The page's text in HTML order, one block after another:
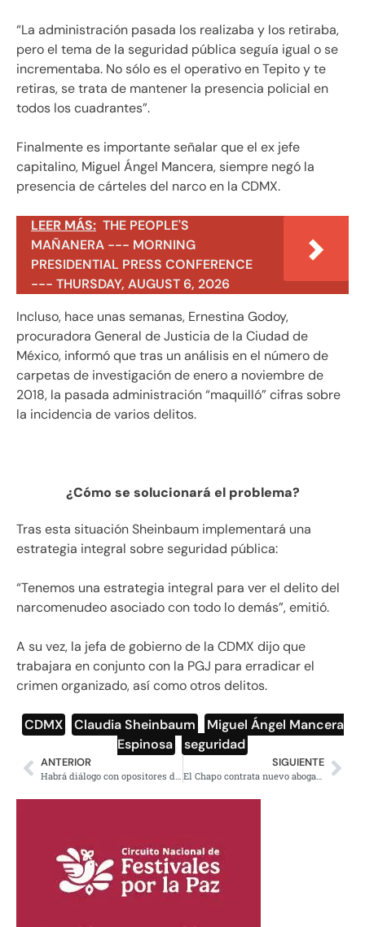
“La administración pasada los realizaba y los retiraba,
pero el tema de la seguridad pública seguía igual o se
incrementaba. No sólo es el operativo en Tepito y te
retiras, se trata de mantener la presencia policial en
todos los cuadrantes”.
Finalmente es importante señalar que el ex jefe
capitalino, Miguel Ángel Mancera, siempre negó la
presencia de cárteles del narco en la CDMX.
LEER MÁS: THE PEOPLE'S
MAÑANERA --- MORNING
PRESIDENTIAL PRESS CONFERENCE
--- THURSDAY, AUGUST 6, 2026
Incluso, hace unas semanas, Ernestina Godoy,
procuradora General de Justicia de la Ciudad de
México, informó que tras un análisis en el número de
carpetas de investigación de enero a noviembre de
2018, la pasada administración “maquilló” cifras sobre
la incidencia de varios delitos.
¿Cómo se solucionará el problema?
Tras esta situación Sheinbaum implementará una
estrategia integral sobre seguridad pública:
“Tenemos una estrategia integral para ver el delito del
narcomenudeo asociado con todo lo demás”, emitió.
A su vez, la jefa de gobierno de la CDMX dijo que
trabajara en conjunto con la PGJ para erradicar el
crimen organizado, así como otros delitos.
CDMX Claudia Sheinbaum
Miguel Ángel Mancera
Espinosa
seguridad
ANTERIOR SIGUIENTE
El Chapo contrata nuevo abogado especialista en “apelaciones»